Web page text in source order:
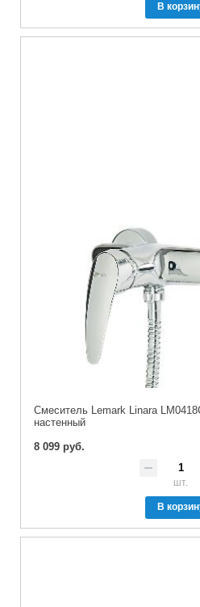
В
Cмеситель Lemark Linara
настенный
8 099 руб.
шт.
В